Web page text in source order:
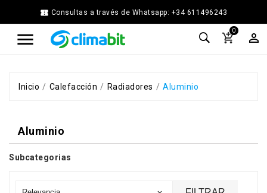
 Consultas a través de Whatsapp: +34 611496243

Home
Agua
Chimenea
Energía
Solar
Térmica

0

Inicio Calefacción Radiadores Aluminio
Aluminio
Subcategorias